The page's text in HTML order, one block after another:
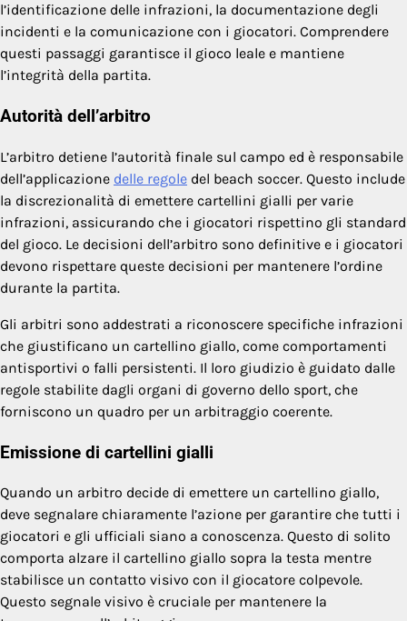
l’identificazione delle infrazioni, la documentazione degli
incidenti e la comunicazione con i giocatori. Comprendere
questi passaggi garantisce il gioco leale e mantiene
l’integrità della partita.
Autorità dell’arbitro
L’arbitro detiene l’autorità finale sul campo ed è responsabile
dell’applicazione delle regole del beach soccer. Questo include
la discrezionalità di emettere cartellini gialli per varie
infrazioni, assicurando che i giocatori rispettino gli standard
del gioco. Le decisioni dell’arbitro sono definitive e i giocatori
devono rispettare queste decisioni per mantenere l’ordine
durante la partita.
Gli arbitri sono addestrati a riconoscere specifiche infrazioni
che giustificano un cartellino giallo, come comportamenti
antisportivi o falli persistenti. Il loro giudizio è guidato dalle
regole stabilite dagli organi di governo dello sport, che
forniscono un quadro per un arbitraggio coerente.
Emissione di cartellini gialli
Quando un arbitro decide di emettere un cartellino giallo,
deve segnalare chiaramente l’azione per garantire che tutti i
giocatori e gli ufficiali siano a conoscenza. Questo di solito
comporta alzare il cartellino giallo sopra la testa mentre
stabilisce un contatto visivo con il giocatore colpevole.
Questo segnale visivo è cruciale per mantenere la